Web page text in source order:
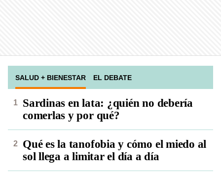
SALUD + BIENESTAR EL DEBATE
Sardinas en lata: ¿quién no debería
comerlas y por qué?
Qué es la tanofobia y cómo el miedo al
sol llega a limitar el día a día